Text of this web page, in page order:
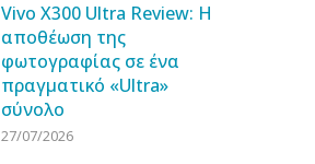
Vivo X300 Ultra Review: Η
αποθέωση της
φωτογραφίας σε ένα
πραγματικό «Ultra»
σύνολο
27/07/2026